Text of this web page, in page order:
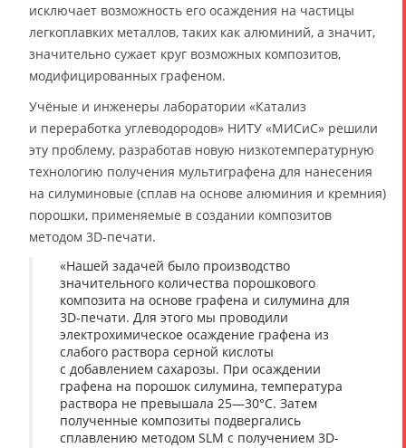
исключает возможность его осаждения на частицы
легкоплавких металлов, таких как алюминий, а значит,
значительно сужает круг возможных композитов,
модифицированных графеном.
Учёные и инженеры лаборатории «Катализ
и переработка углеводородов» НИТУ «МИСиС» решили
эту проблему, разработав новую низкотемпературную
технологию получения мультиграфена для нанесения
на силуминовые (сплав на основе алюминия и кремния)
порошки, применяемые в создании композитов
методом 3D-печати.
«Нашей задачей было производство
значительного количества порошкового
композита на основе графена и силумина для
3D-печати. Для этого мы проводили
электрохимическое осаждение графена из
слабого раствора серной кислоты
с добавлением сахарозы. При осаждении
графена на порошок силумина, температура
раствора не превышала 25—30°C. Затем
полученные композиты подвергались
сплавлению методом SLM с получением 3D-